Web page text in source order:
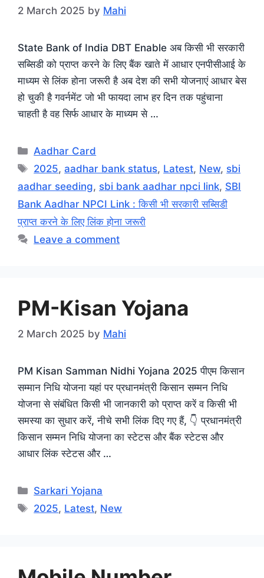
2 March 2025 by Mahi
State Bank of India DBT Enable अब किसी भी सरकारी
सब्सिडी को प्राप्त करने के लिए बैंक खाते में आधार एनपीसीआई के
माध्यम से लिंक होना जरूरी है अब देश की सभी योजनाएं आधार बेस
हो चुकी है गवर्नमेंट जो भी फायदा लाभ हर दिन तक पहुंचाना
चाहती है वह सिर्फ आधार के माध्यम से …
Categories
Aadhar Card
Tags
2025,aadhar bank status, Latest, New, sbi
aadhar seeding, sbi bank aadhar npci link, SBI
Bank Aadhar NPCI Link : किसी भी सरकारी सब्सिडी
प्राप्त करने के लिए लिंक होना जरूरी
Leave a comment
PM-Kisan Yojana
2 March 2025 by Mahi
PM Kisan Samman Nidhi Yojana 2025 पीएम किसान
सम्मान निधि योजना यहां पर प्रधानमंत्री किसान सम्मन निधि
योजना से संबंधित किसी भी जानकारी को प्राप्त करें व किसी भी
समस्या का सुधार करें, नीचे सभी लिंक दिए गए हैं, 👇 प्रधानमंत्री
किसान सम्मन निधि योजना का स्टेटस और बैंक स्टेटस और
आधार लिंक स्टेटस और …
Categories
Sarkari Yojana
Tags
2025, Latest, New